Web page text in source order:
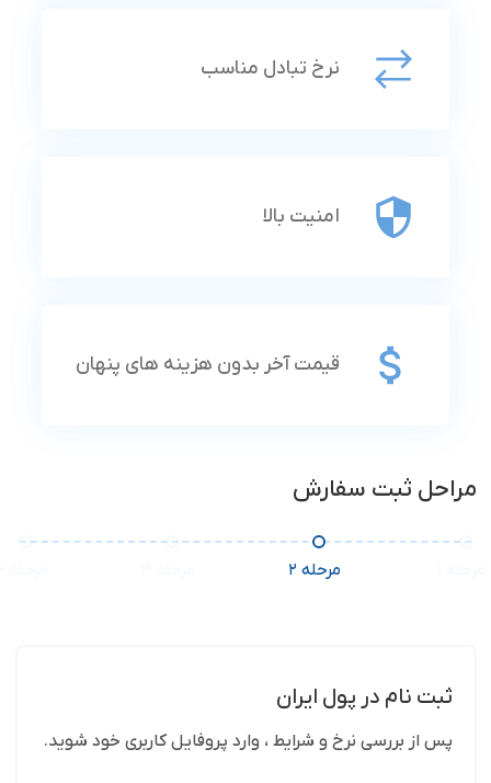
نرخ تبادل مناسب
امنیت بالا
قیمت آخر بدون هزینه های پنهان
مراحل ثبت سفارش
ثبت نام در پول ایران
پس از بررسی نرخ و شرایط ، وارد پروفایل کاربری خود شوید.